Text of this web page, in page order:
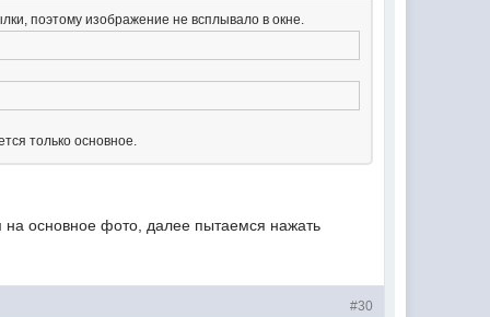
поэтому изображение не всплывало в окне.
только основное.
основное фото, далее пытаемся нажать
#30